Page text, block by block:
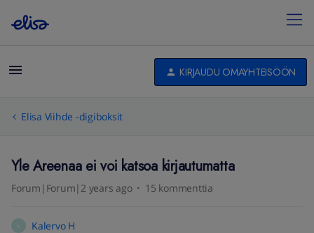
KIRJAUDU OMAYHTEISÖÖN
Elisa Viihde -digiboksit
Yle Areenaa ei voi katsoa kirjautumatta
Forum|Forum|2 years ago 15 kommenttia
Kalervo H